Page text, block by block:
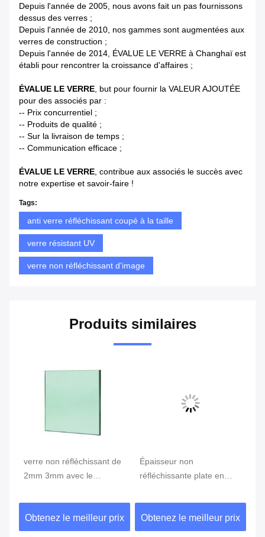
Depuis l'année de 2005, nous avons fait un pas fournissons
dessus des verres ;
Depuis l'année de 2010, nos gammes sont augmentées aux
verres de construction ;
Depuis l'année de 2014, ÉVALUE LE VERRE à Changhaï est
établi pour rencontrer la croissance d'affaires ;
ÉVALUE LE VERRE , but pour fournir la VALEUR AJOUTÉE
pour des associés par :
-- Prix concurrentiel ;
-- Produits de qualité ;
-- Sur la livraison de temps ;
-- Communication efficace ;
ÉVALUE LE VERRE , contribue aux associés le succès avec
notre expertise et savoir-faire !
Tags:
anti verre réfléchissant coupé à la taille
verre résistant UV
verre non réfléchissant d'image
Produits similaires
verre non réfléchissant de
2mm 3mm avec le
surface de film
multicouche d'optique
Obtenez le meilleur prix
Épaisseur non
réfléchissante plate en
visualisation électronique
Obtenez le meilleur prix